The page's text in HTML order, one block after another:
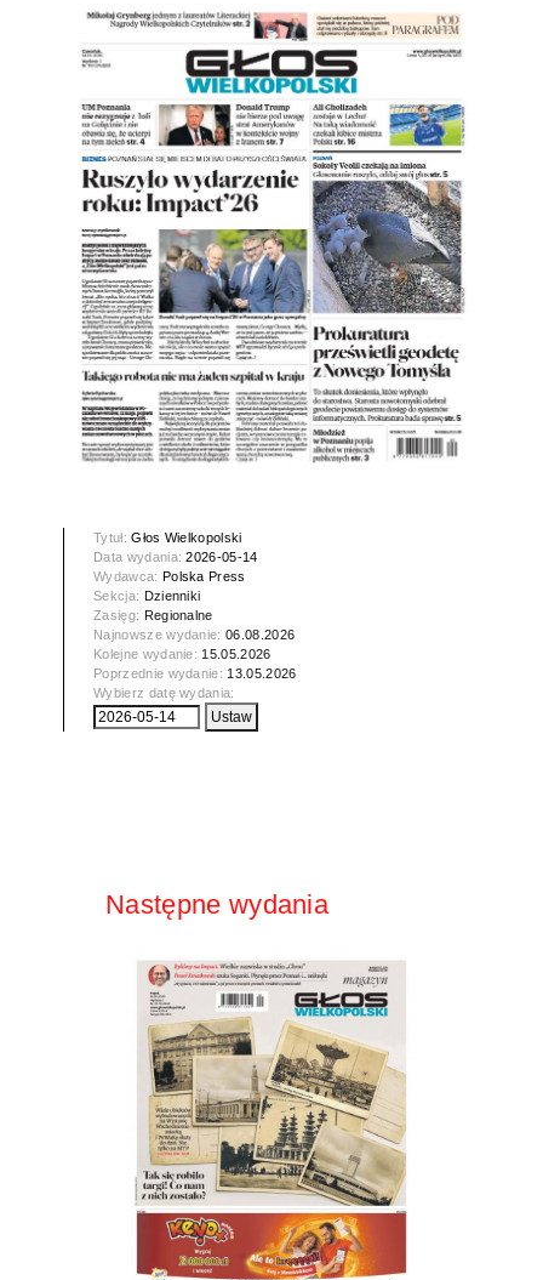
Tytuł:Głos Wielkopolski
Data wydania:2026-05-14
Wydawca: Polska Press
Sekcja: Dzienniki
Zasięg: Regionalne
Najnowsze wydanie:06.08.2026
Kolejne wydanie: 15.05.2026
Poprzednie wydanie: 13.05.2026
Wybierz datę wydania:
Następne wydania